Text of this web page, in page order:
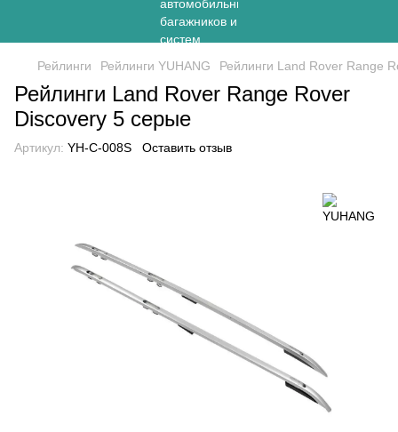
Рейлинги Рейлинги YUHANG Рейлинги Land Rover Range
Рейлинги Land Rover Range Rover
Discovery 5 серые
Артикул: YH-C-008S Оставить отзыв